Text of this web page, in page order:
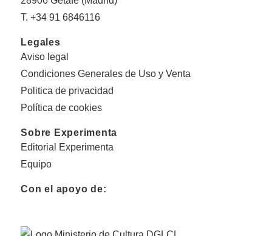
T. +34 91 6846116
Legales
Aviso legal
Condiciones Generales de Uso y Venta
Politica de privacidad
Política de cookies
Sobre Experimenta
Editorial Experimenta
Equipo
Con el apoyo de: